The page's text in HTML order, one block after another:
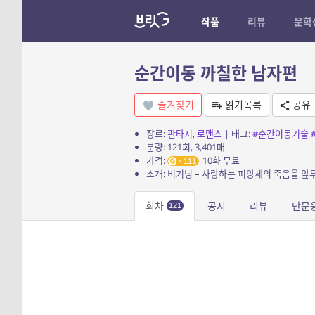
작품 리뷰 문학
순간이동 까칠한 남자편
즐겨찾기 읽기목록 공유
장르:판타지, 로맨스| 태그:#순간이동기술
분량: 121회, 3,401매
가격:
111
10화 무료
회차 121 공지 리뷰 단문